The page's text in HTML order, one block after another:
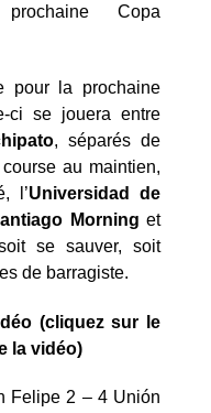
Copa
pour la prochaine
ci se jouera entre
, séparés de
au maintien,
l’Universidad de
Morning et
se sauver, soit
de barragiste.
(cliquez sur le
la vidéo)
Felipe 2 – 4 Unión